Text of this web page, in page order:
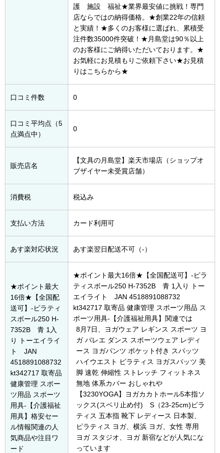
護 施設 福祉★業界最安値に挑戦！専門
店ならではの納得価格。★創業22年の信頼
と実績！★多くのお客様に選ばれ、累積受
注件数35000件突破！★月島堂は90％以上
のお客様にご納得いただいております。★
お気軽にお見積もりご依頼下さい★お見積
りはこちらから★
口コミ件数 0
口コミ平均点（5
点満点中）
0
販売店名
【文具の月島堂】楽天市場店（ショップオ
ブザイヤー未受賞店舗）
消費税 税込み
支払い方法 カード利用可
あす楽対応状況 あす楽翌日配送不可（-）
★ポイント最大
16倍★【全国配
送可】-ピラティ
スボール250 H-
7352B 青 1入
り トーエイライ
ト JAN
4518891088732
kt342717 取寄品
健康管理 スポー
ツ用品 スポーツ
用具-【介護福祉
用具】格安セー
ル情報関連の人
気商品や注目ワ
ード
★ポイント最大16倍★【全国配送可】-ピラ
ティスボール250 H-7352B 青 1入り トー
エイライト JAN 4518891088732
kt342717 取寄品 健康管理 スポーツ用品 ス
ポーツ用具-【介護福祉用具】関連では
8月7日 、ヨガウェア レギンス スポーツ ヨ
ガ バレエ ダンス スポーツウェア レディ
ース ヨガパンツ ポケット付き スパッツ
ハイウエスト ピラティス ヨガスパッツ 美
脚 速乾 伸縮性 ストレッチ フィットネス
無地 体系カバー おしゃれや
【3230YOGA】ヨガカカトホール5本指ソ
ックス(スベリ止め付) S（23-25cm)ピラ
ティス 五本指 靴下 レディース 日本製、
ピラティス ヨガ、横浜 ヨガ、女性 専用
ヨガ スタジオ、ヨガ 新宿などが人気にな
っています